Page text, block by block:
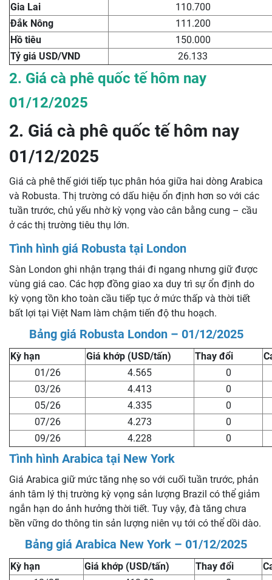
Gia Lai
110.700
Đắk Nông
111.200
Hồ tiêu
150.000
Tỷ giá USD/VND
26.133
2. Giá cà phê quốc tế hôm nay
01/12/2025
2. Giá cà phê quốc tế hôm nay
01/12/2025
Giá cà phê thế giới tiếp tục phân hóa giữa hai dòng Arabica
và Robusta. Thị trường có dấu hiệu ổn định hơn so với các
tuần trước, chủ yếu nhờ kỳ vọng vào cân bằng cung – cầu
ở các thị trường tiêu thụ lớn.
Tình hình giá Robusta tại London
Sàn London ghi nhận trạng thái đi ngang nhưng giữ được
vùng giá cao. Các hợp đồng giao xa duy trì sự ổn định do
kỳ vọng tồn kho toàn cầu tiếp tục ở mức thấp và thời tiết
bất lợi tại Việt Nam làm chậm tiến độ thu hoạch.
Bảng giá Robusta London – 01/12/2025
Kỳ hạn Giá khớp (USD/tấn) Thay đổi
01/26
4.565
0
03/26
4.413
0
05/26
4.335
0
07/26
4.273
0
09/26
4.228 0
Tình hình Arabica tại New York
Giá Arabica giữ mức tăng nhẹ so với cuối tuần trước, phản
ánh tâm lý thị trường kỳ vọng sản lượng Brazil có thể giảm
ngắn hạn do ảnh hưởng thời tiết. Tuy vậy, đà tăng chưa
bền vững do thông tin sản lượng niên vụ tới có thể dồi dào.
Bảng giá Arabica New York – 01/12/2025
Kỳ hạn Giá khớp (USD/tấn) Thay đổi